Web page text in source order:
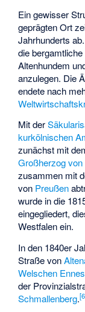
Ein gewisser
geprägten Ort
Jahrhunderts
die
Altenhundem
anzulegen. Die
endete nach
Mit der
kurkölnischen
zunächst mit
Großherzog
zusammen mit
von Preußen
wurde in die
eingegliedert,
Westfalen ein.
In den 1840er
Straße von
Welschen
der
Schmallenberg.[6